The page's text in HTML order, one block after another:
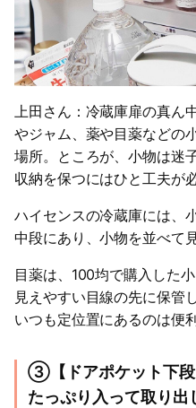
上田さん：冷蔵庫扉の真ん
やジャム、薬や目薬などの
場所。ところが、小物は迷
収納を保つにはひと工夫が
ハイセンスの冷蔵庫には、
中段にあり、小物を並べて
目薬は、100均で購入した
見えやすい目線の先に保管
いつも定位置にあるのは便利
③【ドアポケット下段
たっぷり入って取り出